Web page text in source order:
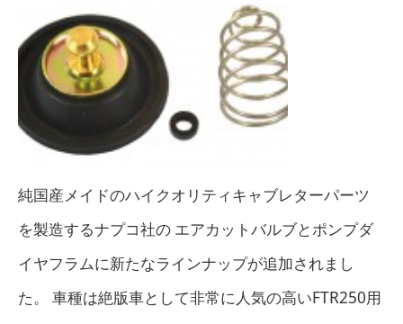
純国産メイドのハイクオリティキャブレターパーツ
を製造するナプコ社の エアカットバルブとポンプダ
イヤフラムに新たなラインナップが追加されまし
た。 車種は絶版車として非常に人気の高いFTR250用